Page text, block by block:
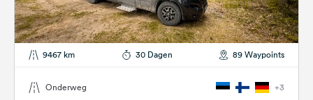
9467 km 30 Dagen 89 Waypoints
Onderweg +3